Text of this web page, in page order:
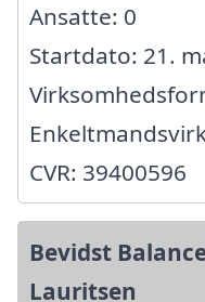
Ansatte: 0
Startdato: 21.
CVR: 39400596
Bevidst
Lauritsen